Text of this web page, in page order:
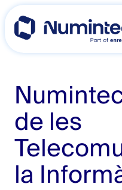
Skip
content
de les
la